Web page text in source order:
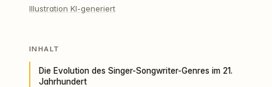
Illustration KI-generiert
INHALT
Die Evolution des Singer-Songwriter-Genres im 21.
Jahrhundert